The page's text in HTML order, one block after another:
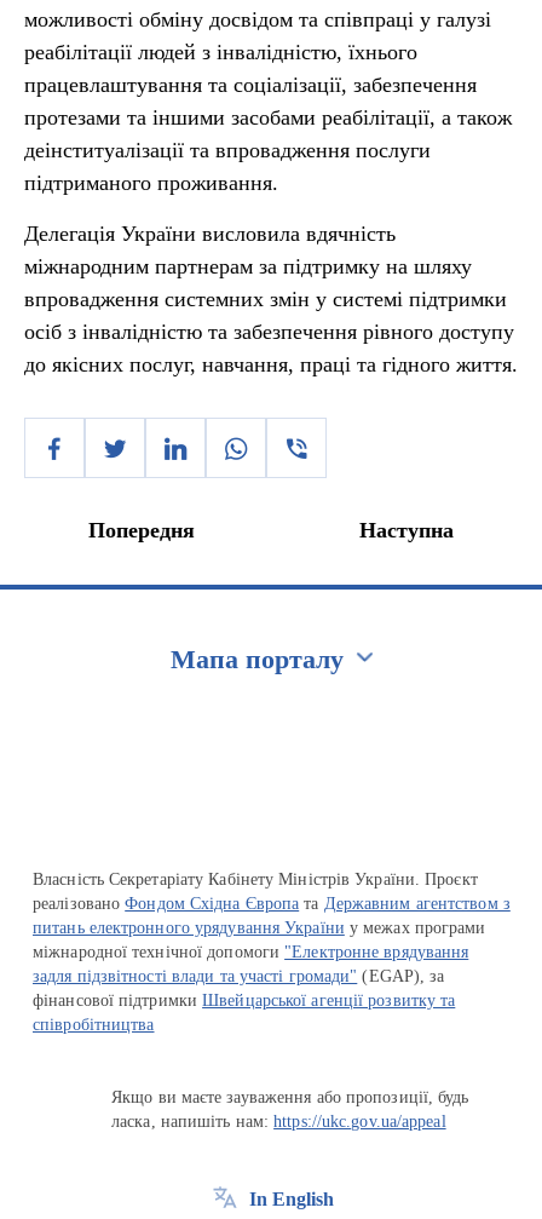
можливості обміну досвідом та співпраці у галузі
реабілітації людей з інвалідністю, їхнього
працевлаштування та соціалізації, забезпечення
протезами та іншими засобами реабілітації, а також
деінституалізації та впровадження послуги
підтриманого проживання.
Делегація України висловила вдячність
міжнародним партнерам за підтримку на шляху
впровадження системних змін у системі підтримки
осіб з інвалідністю та забезпечення рівного доступу
до якісних послуг, навчання, праці та гідного життя.
Попередня Наступна
Мапа порталу
Власність Секретаріату Кабінету Міністрів України. Проєкт
реалізованоФондом Східна Європа та Державним агентством з
питань електронного урядування України у межах програми
міжнародної технічної допомоги "Електронне врядування
задля підзвітності влади та участі громади" (EGAP), за
фінансової підтримкиШвейцарської агенції розвитку та
співробітництва
Якщо ви маєте зауваження або пропозиції, будь
ласка, напишіть нам:https://ukc.gov.ua/appeal
In English